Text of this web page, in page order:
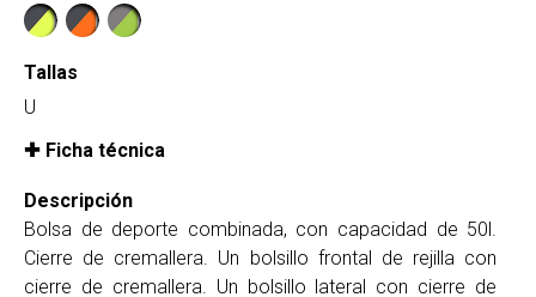
Tallas
U
Ficha técnica
Descripción
Bolsa de deporte combinada, con capacidad de 50l.
Cierre de cremallera. Un bolsillo frontal de rejilla con
cierre de cremallera. Un bolsillo lateral con cierre de